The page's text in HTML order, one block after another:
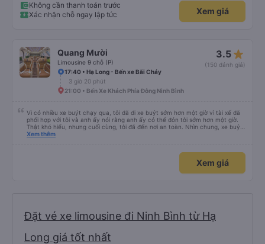
Không cần thanh toán trước
Xác nhận chỗ ngay lập tức
Xem giá
Quang Mười
Limousine 9 chỗ (P)
3.5 star_rate
(150 đánh giá)
17:40 • Hạ Long - Bến xe Bãi Cháy
3 giờ 20 phút
21:00 • Bến Xe Khách Phía Đông Ninh Bình
Vì có nhiều xe buýt chạy qua, tôi đã đi xe buýt sớm hơn một giờ vì tài xế đã
phối hợp với tôi và anh ấy nói rằng anh ấy có thể đón tôi sớm hơn một giờ.
Thật khó hiểu, nhưng cuối cùng, tôi đã đến nơi an toàn. Nhìn chung, xe buýt
tốt và tài xế rất hữu ích
Xem thêm
Xem giá
Đặt vé xe limousine đi Ninh Bình từ Hạ
Long giá tốt nhất